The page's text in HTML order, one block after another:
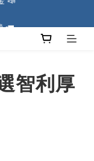
📣
智利厚